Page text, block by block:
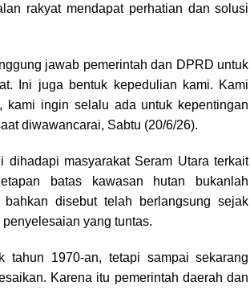
rakyat mendapat perhatian dan solusi
jawab pemerintah dan DPRD untuk
Ini juga bentuk kepedulian kami. Kami
kami ingin selalu ada untuk kepentingan
diwawancarai, Sabtu (20/6/26).
dihadapi masyarakat Seram Utara terkait
batas kawasan hutan bukanlah
disebut telah berlangsung sejak
yang tuntas.
tahun 1970-an, tetapi sampai sekarang
Karena itu pemerintah daerah dan